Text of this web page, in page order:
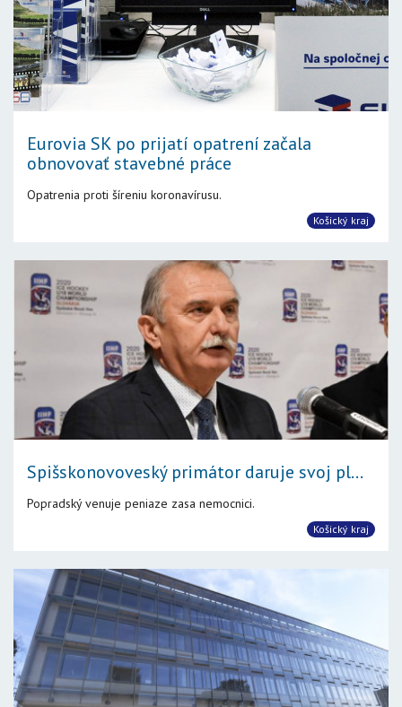
Eurovia SK po prijatí opatrení začala
obnovovať stavebné práce
Opatrenia proti šíreniu koronavírusu.
Košický kraj
Spišskonovoveský primátor daruje svoj pl...
Popradský venuje peniaze zasa nemocnici.
Košický kraj